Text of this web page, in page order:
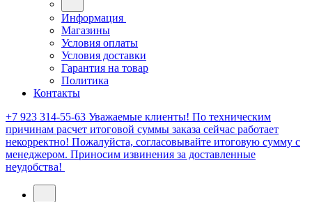
Информация
Магазины
Условия оплаты
Условия доставки
Гарантия на товар
Политика
Контакты
+7 923 314-55-63 Уважаемые клиенты! По техническим
причинам расчет итоговой суммы заказа сейчас работает
некорректно! Пожалуйста, согласовывайте итоговую сумму с
менеджером. Приносим извинения за доставленные
неудобства!